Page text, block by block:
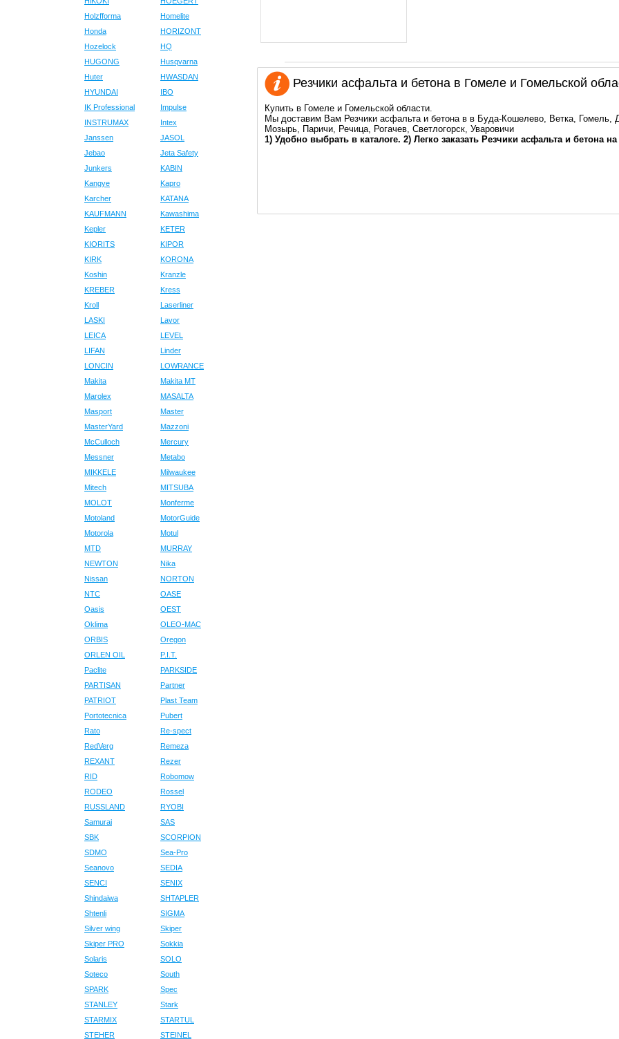
Holzfforma
Homelite
Honda
HORIZONT
Hozelock
HQ
HUGONG
Husqvarna
Huter
HWASDAN
HYUNDAI
IBO
IK Professional
Impulse
INSTRUMAX
Intex
Janssen
JASOL
Jebao
Jeta Safety
Junkers
KABIN
Kangye
Kapro
Karcher
KATANA
KAUFMANN
Kawashima
Kepler
KETER
KIORITS
KIPOR
KIRK
KORONA
Koshin
Kranzle
KREBER
Kress
Kroll
Laserliner
LASKI
Lavor
LEICA
LEVEL
LIFAN
Linder
LONCIN
LOWRANCE
Makita
Makita MT
Marolex
MASALTA
Masport
Master
MasterYard
Mazzoni
McCulloch
Mercury
Messner
Metabo
MIKKELE
Milwaukee
Mitech
MITSUBA
MOLOT
Monferme
Motoland
MotorGuide
Motorola
Motul
MTD
MURRAY
NEWTON
Nika
Nissan
NORTON
NTC
OASE
Oasis
OEST
Oklima
OLEO-MAC
ORBIS
Oregon
ORLEN OIL
P.I.T.
Paclite
PARKSIDE
PARTISAN
Partner
PATRIOT
Plast Team
Portotecnica
Pubert
Rato
Re-spect
RedVerg
Remeza
REXANT
Rezer
RID
Robomow
RODEO
Rossel
RUSSLAND
RYOBI
Samurai
SAS
SBK
SCORPION
SDMO
Sea-Pro
Seanovo
SEDIA
SENCI
SENIX
Shindaiwa
SHTAPLER
Shtenli
SIGMA
Silver wing
Skiper
Skiper PRO
Sokkia
Solaris
SOLO
Soteco
South
SPARK
Spec
STANLEY
Stark
STARMIX
STARTUL
STEHER
STEINEL
Резчики асфальта и бетона в Гомеле и Гомельской
Купить в Гомеле и Гомельской области.
Мы доставим Вам Резчики асфальта и бетона в в Буда-Кошелево, Ветка,
Мозырь, Паричи, Речица, Рогачев, Светлогорск, Уваровичи
1) Удобно выбрать в каталоге. 2) Легко заказать Резчики асфальта и бетона